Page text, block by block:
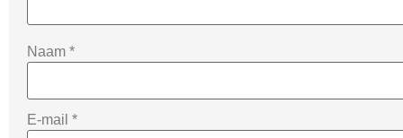
Naam *
E-mail *